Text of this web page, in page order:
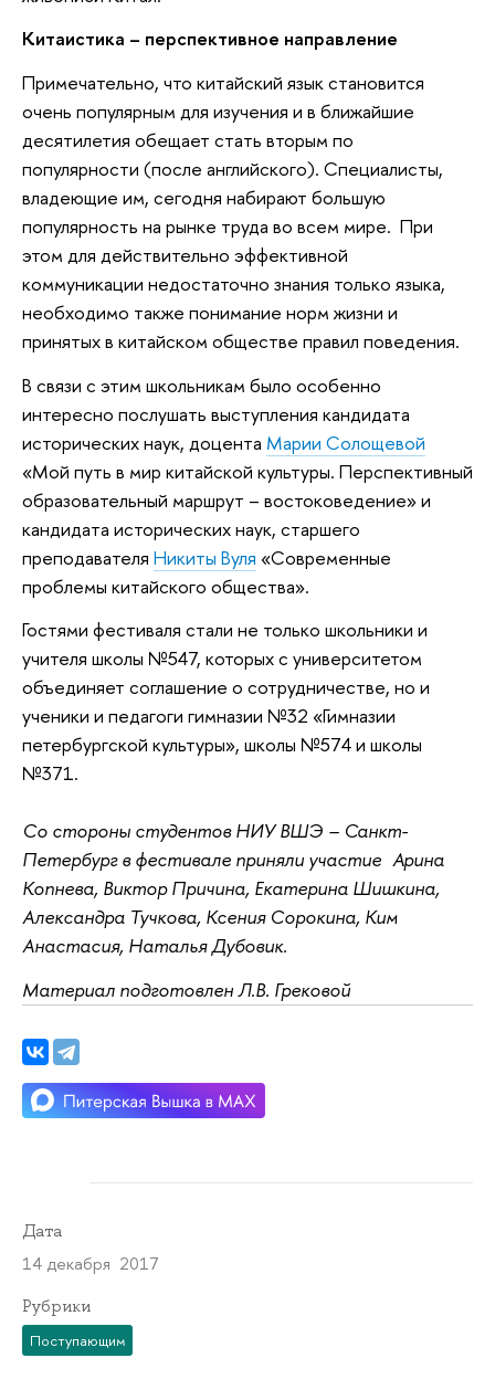
Китаистика – перспективное направление
Примечательно, что китайский язык становится
очень популярным для изучения и в ближайшие
десятилетия обещает стать вторым по
популярности (после английского). Специалисты,
владеющие им, сегодня набирают большую
популярность на рынке труда во всем мире. При
этом для действительно эффективной
коммуникации недостаточно знания только языка,
необходимо также понимание норм жизни и
принятых в китайском обществе правил поведения.
В связи с этим школьникам было особенно
интересно послушать выступления кандидата
исторических наук, доцента Марии Солощевой
«Мой путь в мир китайской культуры. Перспективный
образовательный маршрут – востоковедение» и
кандидата исторических наук, старшего
преподавателя Никиты Вуля «Современные
проблемы китайского общества».
Гостями фестиваля стали не только школьники и
учителя школы №547, которых с университетом
объединяет соглашение о сотрудничестве, но и
ученики и педагоги гимназии №32 «Гимназии
петербургской культуры», школы №574 и школы
№371.
Со стороны студентов НИУ ВШЭ – Санкт-
Петербург в фестивале приняли участие Арина
Копнева, Виктор Причина, Екатерина Шишкина,
Александра Тучкова, Ксения Сорокина, Ким
Анастасия, Наталья Дубовик.
Материал подготовлен Л.В. Грековой
Дата
14 декабря 2017
Рубрики
Поступающим